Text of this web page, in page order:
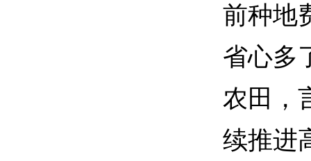
前种地
省心多
农田，
续推进